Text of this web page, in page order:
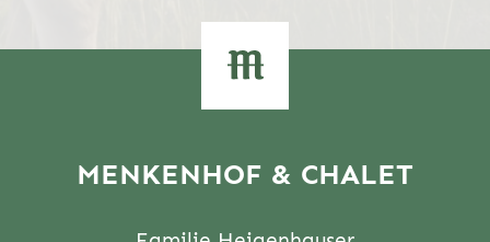
MENKENHOF & CHALET